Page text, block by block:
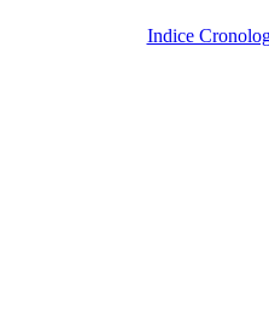
Indice